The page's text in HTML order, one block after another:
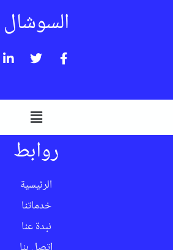
السوشال
روابط
الرئيسية
خدماتنا
نبدة عنا